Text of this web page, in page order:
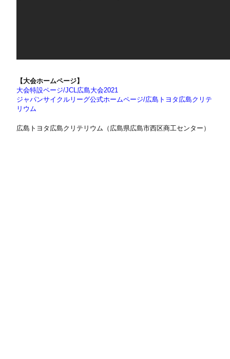
【大会ホームページ】
大会特設ページ/JCL広島大会2021
ジャパンサイクルリーグ公式ホームページ/広島トヨタ広島クリテ
リウム
広島トヨタ広島クリテリウム（広島県広島市西区商工センター）